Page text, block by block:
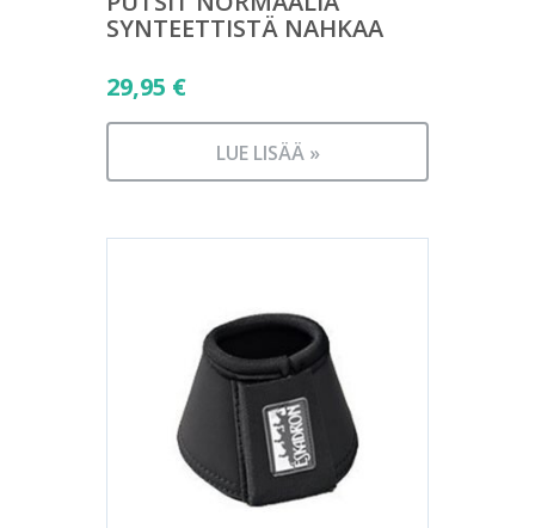
SYNTEETTISTÄ NAHKAA
29,95 €
LUE LISÄÄ »